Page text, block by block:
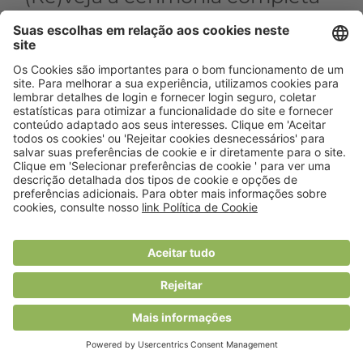
dos Prémios VS 2024
Depois de mais uma edição dos Prémios VIVER
SAUDÁVEL, aceda em exclusivo à cerimónia completa,
gravada no passado dia 21 de novembro, no Salão
Preto e Prata do Casino Estoril.
O evento, promovido pela revista VIVER SAUDÁVEL,
galardoou quatro projetos nas áreas da Nutrição
Alimentação Coletiva e Restauração e Investigação e
atribuiu o prémio da Nutricionista do Ano a Ana
Gabriela Cabilhas.
VEJA O VÍDEO AQUI!